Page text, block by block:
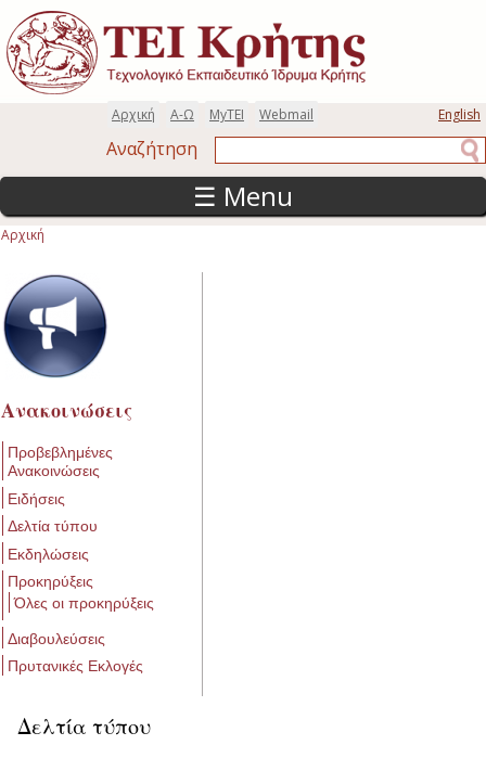
Παράκαμψη προς το κυρίως περιεχόμενο
English
Webmail
MyTEI
Α-Ω
Αρχική
Αναζήτηση
☰ Menu
Αρχική
Ανακοινώσεις
Προβεβλημένες
Ανακοινώσεις
Ειδήσεις
Δελτία τύπου
Εκδηλώσεις
Προκηρύξεις
Όλες οι προκηρύξεις
Διαβουλεύσεις
Πρυτανικές Εκλογές
Δελτία τύπου